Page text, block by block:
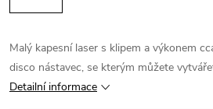
Malý kapesní laser s klipem a výkonem
disco nástavec, se kterým můžete
Detailní informace